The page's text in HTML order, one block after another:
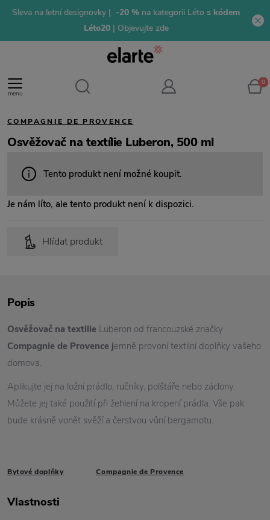
Sleva na letní designovky | -20 % na kategorii Léto s kódem
Léto20 | Objevujte zde
menu
0
COMPAGNIE DE PROVENCE
Osvěžovač na textílie Luberon, 500 ml
Tento produkt není možné koupit.
Je nám líto, ale tento produkt není k dispozici.
Hlídat produkt
Popis
Osvěžovač na textilie Luberon od francouzské značky
Compagnie de Provence jemně provoní textilní doplňky vašeho
domova.
Aplikujte jej na ložní prádlo, ručníky, polštáře nebo záclony.
Můžete jej také použití při žehlení na kropení prádla. Vše pak
bude krásně vonět svěží a čerstvou vůní bergamotu.
Bytové doplňky Compagnie de Provence
Vlastnosti